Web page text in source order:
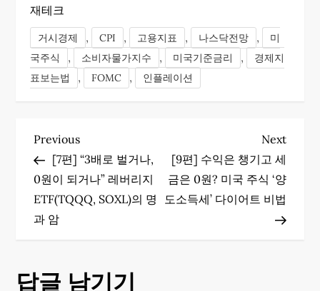
재테크
거시경제 , CPI , 고용지표 , 나스닥전망 ,
미
국주식
, 소비자물가지수 , 미국기준금리 ,
경제지
표보는법
, FOMC , 인플레이션
글
탐
색
Previous
Post
Previous
[7편] “3배로 벌거나,
0원이 되거나” 레버리지
ETF(TQQQ, SOXL)의 명
과 암
Next
Next
[9편] 수익은 챙기고 세
금은 0원? 미국 주식 ‘양
도소득세’ 다이어트 비법
답글 남기기